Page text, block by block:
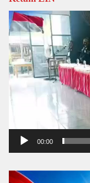
Video
Player
00:00